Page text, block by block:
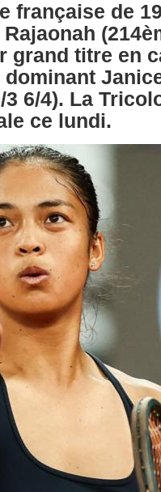
française de
grand titre en
3 6/4). La
ce lundi.